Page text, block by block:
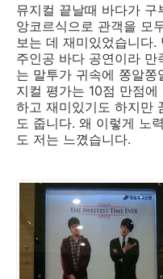
뮤지컬 끝날때 바다가 구
앙코르식으로 관객을 모
보는 데 재미있었습니다
주인공 바다 공연이라 만
는 말투가 귀속에 쫑알
지컬 평가는 10점 만점
하고 재미있기도 하지만
도 줍니다. 왜 이렇게 노
도 저는 느꼈습니다.